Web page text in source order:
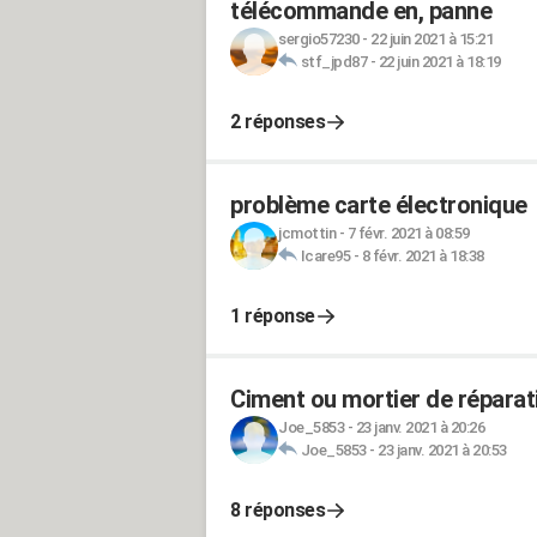
télécommande en, panne
sergio57230- 22 juin 2021 à 15:21
stf_jpd87- 22 juin 2021 à 18:19
2 réponses
problème carte électronique
jcmottin- 7 févr. 2021 à 08:59
Icare95- 8 févr. 2021 à 18:38
1 réponse
Ciment ou mortier de
Joe_5853- 23 janv. 2021 à 20:26
Joe_5853- 23 janv. 2021 à 20:53
8 réponses